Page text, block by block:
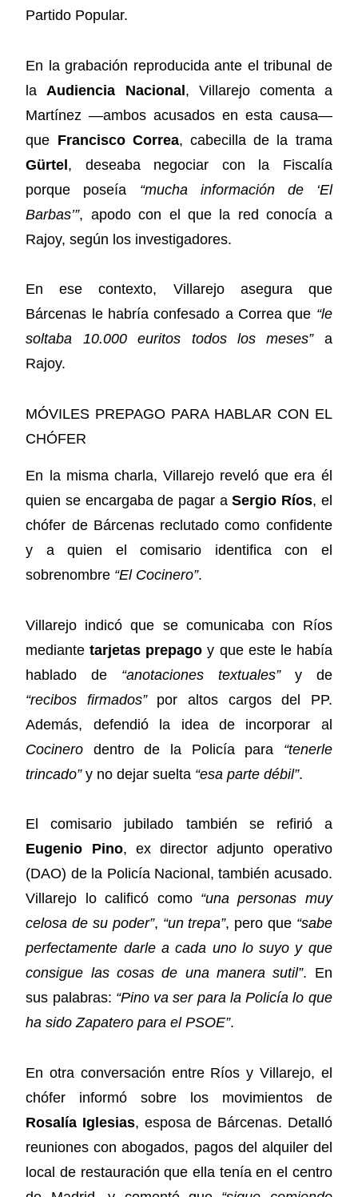
Partido Popular.
En la grabación reproducida ante el tribunal de
la Audiencia Nacional, Villarejo comenta a
Martínez —ambos acusados en esta causa—
que Francisco Correa, cabecilla de la trama
Gürtel, deseaba negociar con la Fiscalía
porque poseía “mucha información de ‘El
Barbas’”, apodo con el que la red conocía a
Rajoy, según los investigadores.
En ese contexto, Villarejo asegura que
Bárcenas le habría confesado a Correa que “le
soltaba 10.000 euritos todos los meses”a
Rajoy.
MÓVILES PREPAGO PARA HABLAR CON EL
CHÓFER
En la misma charla, Villarejo reveló que era él
quien se encargaba de pagar aSergio Ríos, el
chófer de Bárcenas reclutado como confidente
y a quien el comisario identifica con el
sobrenombre “El Cocinero”.
Villarejo indicó que se comunicaba con Ríos
mediantetarjetas prepago y que este le había
hablado de “anotaciones textuales”y de
“recibos firmados”por altos cargos del PP.
Además, defendió la idea de incorporar al
Cocinero dentro de la Policía para “tenerle
trincado”y no dejar suelta “esa parte débil”.
El comisario jubilado también se refirió a
Eugenio Pino, ex director adjunto operativo
(DAO) de la Policía Nacional, también acusado.
Villarejo lo calificó como “una personas muy
celosa de su poder”, “un trepa”, pero que “sabe
perfectamente darle a cada uno lo suyo y que
consigue las cosas de una manera sutil”. En
sus palabras: “Pino va ser para la Policía lo que
ha sido Zapatero para el PSOE”.
En otra conversación entre Ríos y Villarejo, el
chófer informó sobre los movimientos de
Rosalía Iglesias, esposa de Bárcenas. Detalló
reuniones con abogados, pagos del alquiler del
local de restauración que ella tenía en el centro